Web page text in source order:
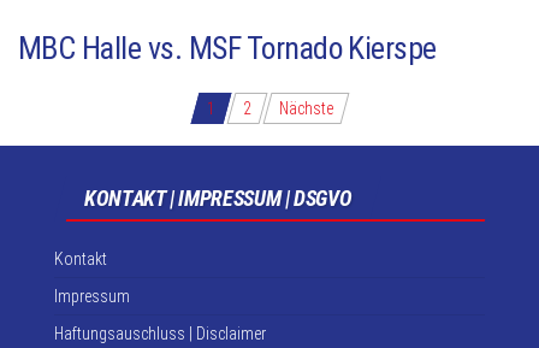
MBC Halle vs. MSF Tornado Kierspe
Seitennummerierung
der
Beiträge
1 2 Nächste
KONTAKT | IMPRESSUM | DSGVO
Kontakt
Impressum
Haftungsauschluss | Disclaimer